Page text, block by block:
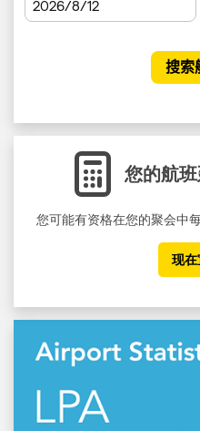
您的航
您可能有资格在您的聚会中
现在